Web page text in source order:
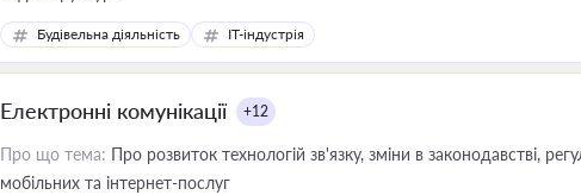
Будівельна діяльність IT-індустрія
Електронні комунікації +12
Про що тема: Про розвиток технологій зв'язку, зміни в законодавстві,
мобільних та інтернет-послуг